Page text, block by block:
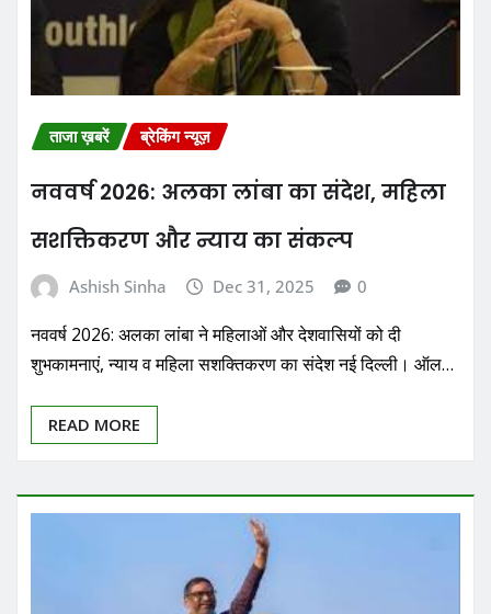
ताजा ख़बरें ब्रेकिंग न्यूज़
नववर्ष 2026: अलका लांबा का संदेश, महिला
सशक्तिकरण और न्याय का संकल्प
Ashish Sinha Dec 31, 2025 0
नववर्ष 2026: अलका लांबा ने महिलाओं और देशवासियों को दी
शुभकामनाएं, न्याय व महिला सशक्तिकरण का संदेश नई दिल्ली। ऑल…
READ MORE